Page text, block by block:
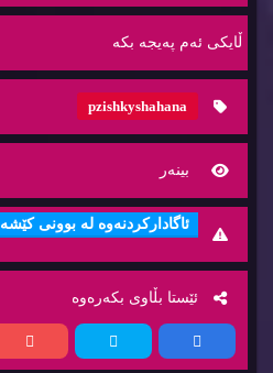
ڵایكی ئه‌م په‌یجه‌ بكه‌
pzishkyshahana
بینه‌ر
ئاگاداركردنه‌وه‌ له‌ بوونی كێشه‌
ئێستا بڵاوی بكه‌ره‌وه‌